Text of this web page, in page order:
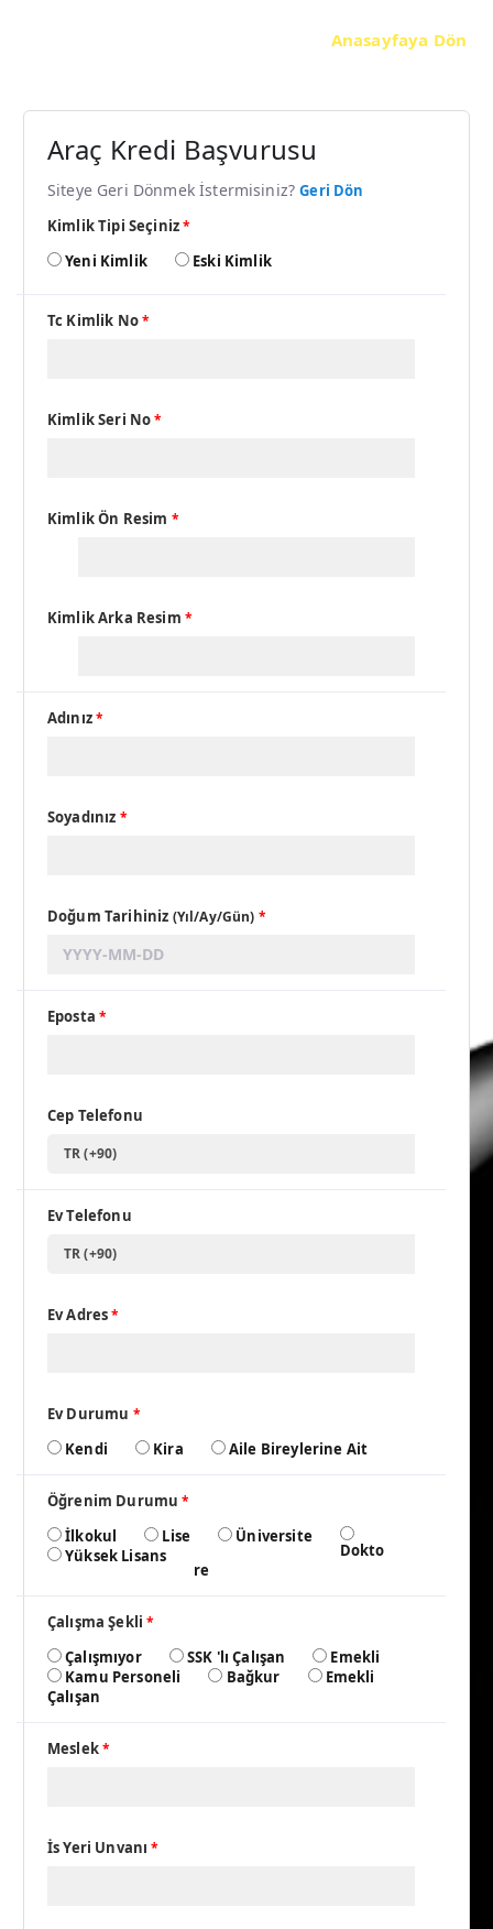
Anasayfaya Dön
Araç Kredi Başvurusu
Siteye Geri Dönmek İstermisiniz?Geri Dön
Kimlik Tipi Seçiniz*
Yeni Kimlik Eski Kimlik
Tc Kimlik No*
Kimlik Seri No*
Kimlik Ön Resim *
Kimlik Arka Resim *
Adınız*
Soyadınız *
Doğum Tarihiniz (Yıl/Ay/Gün) *
Eposta*
Cep Telefonu
TR (+90)
Ev Telefonu
TR (+90)
Ev Adres*
Ev Durumu *
Kendi Kira Aile Bireylerine Ait
Öğrenim Durumu*
İlkokul Lise
Üniversite
Yüksek Lisans
Dokto
re
Çalışma Şekli*
Çalışmıyor
SSK 'lı Çalışan
Kamu Personeli
Bağkur Emekli
Çalışan
Meslek*
İs Yeri Unvanı*